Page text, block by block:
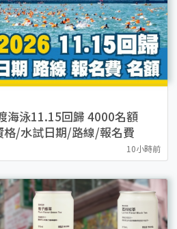
海泳11.15回歸 4000名額
格/水試日期/路線/報名費
10小時前